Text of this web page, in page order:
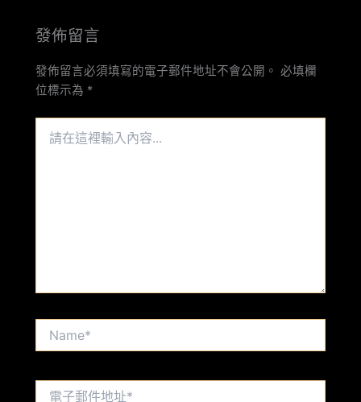
發佈留言
發佈留言必須填寫的電子郵件地址不會公開。 必填欄
位標示為 *